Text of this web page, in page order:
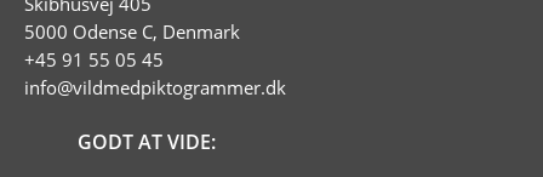
5000 Odense C, Denmark
+45 91 55 05 45
info@vildmedpiktogrammer.dk
GODT AT VIDE: